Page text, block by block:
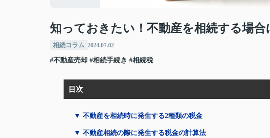
知っておきたい！不動産を相続する場
相続コラム 2024.07.02
#不動産売却 #相続手続き #相続税
目次
▼ 不動産を相続時に発生する2種類の税金
▼ 不動産相続の際に発生する税金の計算法